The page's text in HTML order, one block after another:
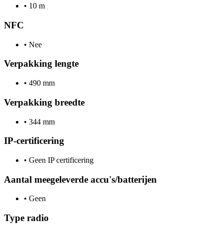
• 10 m
NFC
• Nee
Verpakking lengte
• 490 mm
Verpakking breedte
• 344 mm
IP-certificering
• Geen IP certificering
Aantal meegeleverde accu's/batterijen
• Geen
Type radio